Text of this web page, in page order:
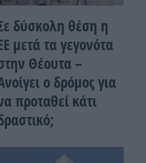
δύσκολη θέση η
μετά τα γεγονότα
Θέουτα –
ο δρόμος για
προταθεί κάτι